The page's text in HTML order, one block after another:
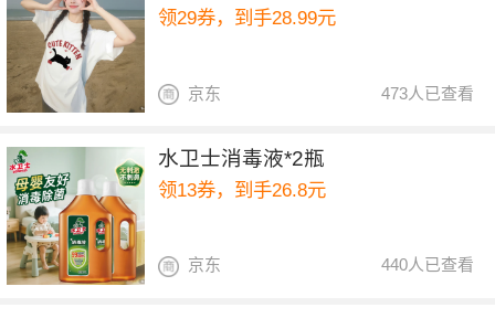
领29券，到手28.99元
473人已查看
京东
水卫士消毒液*2瓶
领13券，到手26.8元
440人已查看
京东